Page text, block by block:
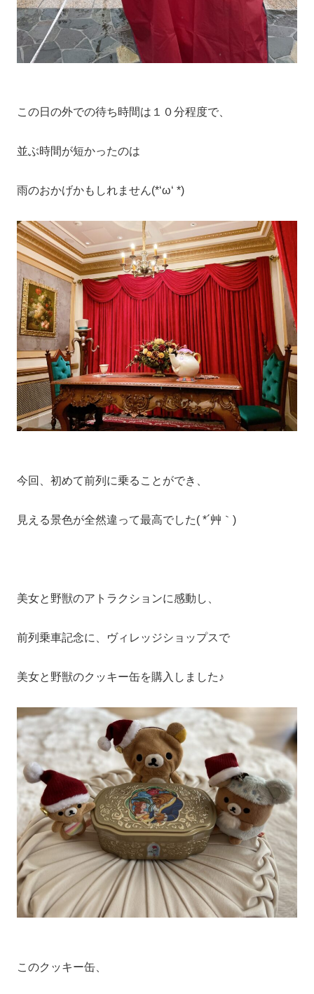
この日の外での待ち時間は１０分程度で、
並ぶ時間が短かったのは
雨のおかげかもしれません(*‘ω‘ *)
今回、初めて前列に乗ることができ、
見える景色が全然違って最高でした( *´艸｀)
美女と野獣のアトラクションに感動し、
前列乗車記念に、ヴィレッジショップスで
美女と野獣のクッキー缶を購入しました♪
このクッキー缶、